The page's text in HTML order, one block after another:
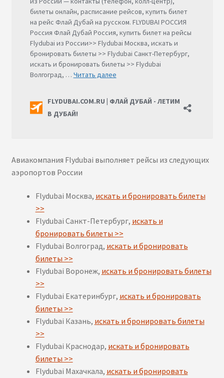
Авиакомпания Flydubai выполняет рейсы из следующих
аэропортов России
Flydubai Москва, искать и бронировать билеты
>>
Flydubai Санкт-Петербург, искать и
бронировать билеты >>
Flydubai Волгоград, искать и бронировать
билеты >>
Flydubai Воронеж, искать и бронировать билеты
>>
Flydubai Екатеринбург, искать и бронировать
билеты >>
Flydubai Казань, искать и бронировать билеты
>>
Flydubai Краснодар, искать и бронировать
билеты >>
Flydubai Махачкала, искать и бронировать